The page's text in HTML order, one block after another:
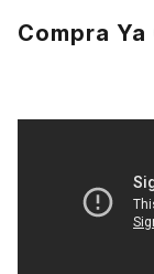
Compra Ya